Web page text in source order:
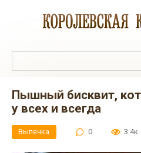
Пышный бисквит, который получается
у всех и всегда
Выпечка 0 3.4к.